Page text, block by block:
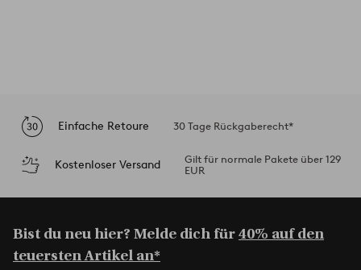
Einfache Retoure 30 Tage Rückgaberecht*
Kostenloser Versand
Gilt für normale Pakete über 129
EUR
Bist du neu hier? Melde dich für40% auf den
teuersten Artikel an*